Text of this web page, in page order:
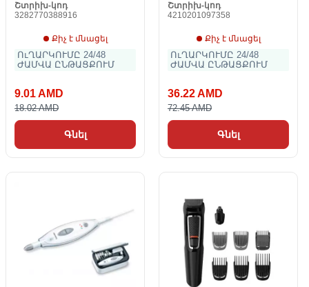
Շտրիխ-կոդ
3282770388916
Քիչ է մնացել
ՈւՂԱՐԿՈՒՄԸ 24/48
ԺԱՄՎԱ ԸՆԹԱՑՔՈՒՄ
9.01 AMD
18.02 AMD
Գնել
Շտրիխ-կոդ
4210201097358
Քիչ է մնացել
ՈւՂԱՐԿՈՒՄԸ 24/48
ԺԱՄՎԱ ԸՆԹԱՑՔՈՒՄ
36.22 AMD
72.45 AMD
Գնել